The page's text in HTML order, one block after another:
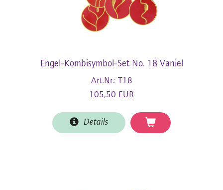
Engel-Kombisymbol-Set No. 18 Vaniel
Art.Nr.: T18
105,50 EUR
Details